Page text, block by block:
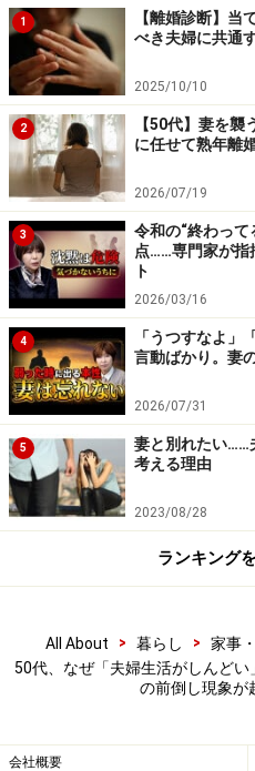
1
【離婚診断】当
べき夫婦に共通
2025/10/10
2
【50代】妻を
に任せて熟年離
2026/07/19
3
令和の“終わっ
点……専門家が指
ト
2026/03/16
4
「うつすなよ」
言動ばかり。妻
2026/07/31
5
妻と別れたい……
考える理由
2023/08/28
ランキング
All About > 暮らし > 家事
50代、なぜ「夫婦生活がしんど
の前倒し現象が
会社概要